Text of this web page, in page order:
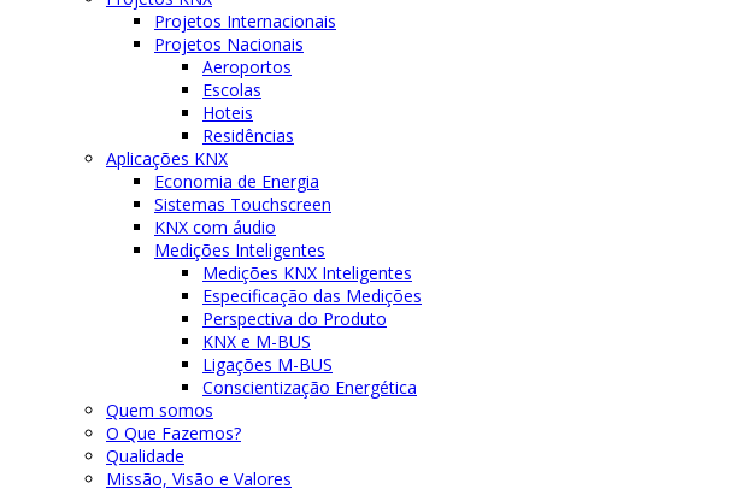
Projetos Internacionais
Projetos Nacionais
Aeroportos
Escolas
Hoteis
Residências
Aplicações KNX
Economia de Energia
Sistemas Touchscreen
KNX com áudio
Medições Inteligentes
Medições KNX Inteligentes
Especificação das Medições
Perspectiva do Produto
KNX e M-BUS
Ligações M-BUS
Conscientização Energética
Quem somos
O Que Fazemos?
Qualidade
Missão, Visão e Valores